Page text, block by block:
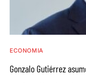
ECONOMIA
Gonzalo Gutiérrez